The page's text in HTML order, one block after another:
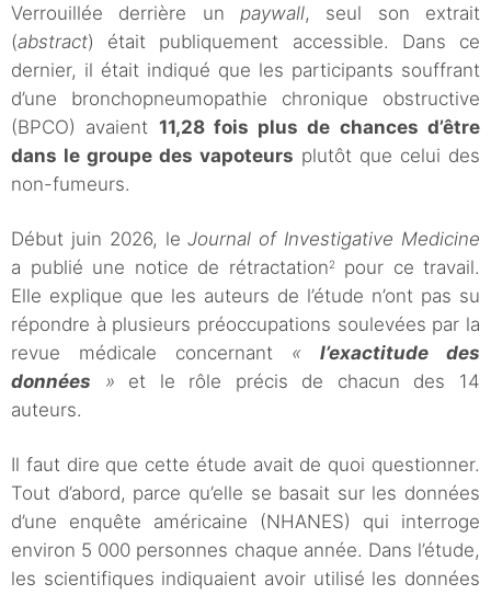
Verrouillée derrière un paywall, seul son extrait
(abstract) était publiquement accessible. Dans ce
dernier, il était indiqué que les participants souffrant
d’une bronchopneumopathie chronique obstructive
(BPCO) avaient 11,28 fois plus de chances d’être
dans le groupe des vapoteurs plutôt que celui des
non-fumeurs.
Début juin 2026, leJournal of Investigative Medicine
a publié une notice de rétractation2pour ce travail.
Elle explique que les auteurs de l’étude n’ont pas su
répondre à plusieurs préoccupations soulevées par la
revue médicale concernant « l’exactitude des
données » et le rôle précis de chacun des 14
auteurs.
Il faut dire que cette étude avait de quoi questionner.
Tout d’abord, parce qu’elle se basait sur les données
d’une enquête américaine (NHANES) qui interroge
environ 5 000 personnes chaque année. Dans l’étude,
les scientifiques indiquaient avoir utilisé les données